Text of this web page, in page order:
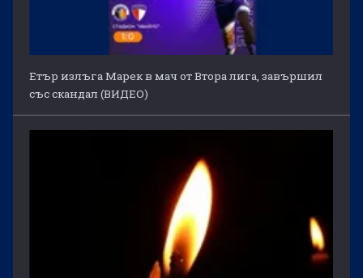
Етър излъга Марек в мач от Втора лига, завършил
със скандал (ВИДЕО)